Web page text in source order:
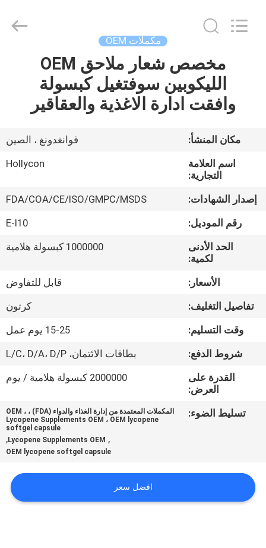
المنتجات
أشرطة
فيديو
حول
جولة
المعمل
ضبط
الجودة
جميع
القضايا
مكملات OEM
مخصص شعار ملاحق OEM
الليكوبين سوفتغيل كبسولة
وافقت ادارة الاغذية والعقاقير
مكان المنشأ:
قوانغدونغ ، الصين
اسم العلامة
التجارية:
Hollycon
إصدار الشهادات:
FDA/COA/CE/ISO/GMPC/MSDS
رقم الموديل:
E-I10
الحد الأدنى
لكمية:
1000000 كبسولة هلامية
الأسعار:
قابل للتفاوض
تفاصيل التغليف:
كرتون
وقت التسليم:
15-25 يوم عمل
شروط الدفع:
بطاقات الائتمان، L/C، D/A، D/P
القدرة على
العرض:
2000000 كبسولة هلامية / يوم
تسليط الضوء:
المكملات المعتمدة من إدارة الغذاء والدواء (FDA) ، OEM ،
Lycopene Supplements OEM ، OEM lycopene
softgel capsule
,
Lycopene Supplements OEM
,
OEM lycopene softgel capsule
افضل سعر